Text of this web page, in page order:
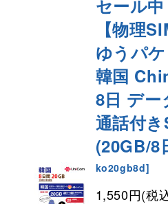
セール
【物理
ゆうパケ
韓国
8日 デー
通話付
(20GB/8
ko20gb8d]
1,550円(税